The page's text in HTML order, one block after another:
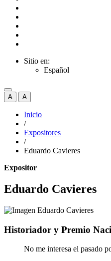
Sitio en:
Español
A A
Inicio
/
Expositores
/
Eduardo Cavieres
Expositor
Eduardo Cavieres
Historiador y Premio
No me interesa el pasado